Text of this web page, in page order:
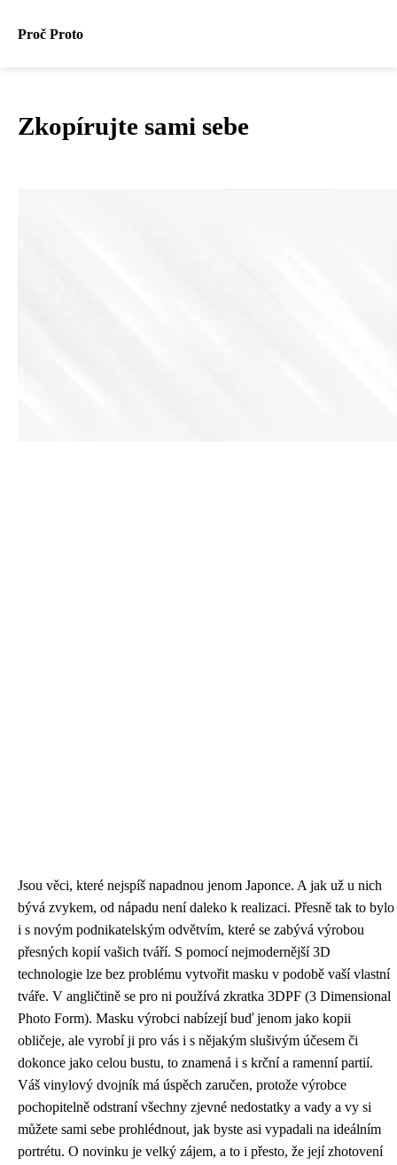
Proč Proto
Zkopírujte sami sebe
Jsou věci, které nejspíš napadnou jenom Japonce. A jak už u nich
bývá zvykem, od nápadu není daleko k realizaci. Přesně tak to bylo
i s novým podnikatelským odvětvím, které se zabývá výrobou
přesných kopií vašich tváří. S pomocí nejmodernější 3D
technologie lze bez problému vytvořit masku v podobě vaší vlastní
tváře. V angličtině se pro ni používá zkratka 3DPF (3 Dimensional
Photo Form). Masku výrobci nabízejí buď jenom jako kopii
obličeje, ale vyrobí ji pro vás i s nějakým slušivým účesem či
dokonce jako celou bustu, to znamená i s krční a ramenní partií.
Váš vinylový dvojník má úspěch zaručen, protože výrobce
pochopitelně odstraní všechny zjevné nedostatky a vady a vy si
můžete sami sebe prohlédnout, jak byste asi vypadali na ideálním
portrétu. O novinku je velký zájem, a to i přesto, že její zhotovení